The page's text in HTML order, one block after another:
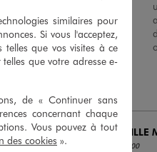
Distance :
45.6 Km GEMO CHARLEVILLE
OUVERT Ferme à 19:00
similaires pour
Si vous l'acceptez,
telles que vos visites à ce
que votre adresse e-
de « Continuer sans
concernant chaque
Vous pouvez à tout
des cookies ».